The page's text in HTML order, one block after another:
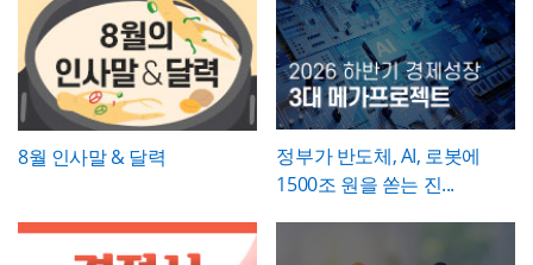
8월 인사말 & 달력
정부가 반도체, AI, 로봇에
1500조 원을 쏟는 진...